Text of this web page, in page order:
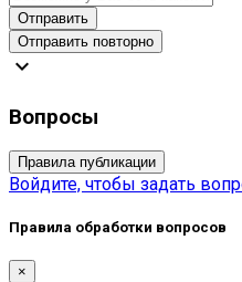
Отправить
Отправить повторно
expand_more
Вопросы
Правила публикации
Войдите, чтобы задать
Правила обработки вопросов
×